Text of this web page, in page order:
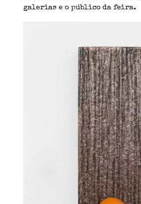
galerias e o público da feira.